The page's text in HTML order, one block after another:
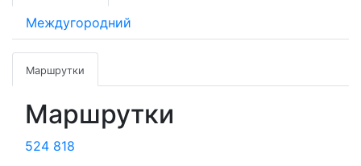
Междугородний
Маршрутки
Маршрутки
524 818